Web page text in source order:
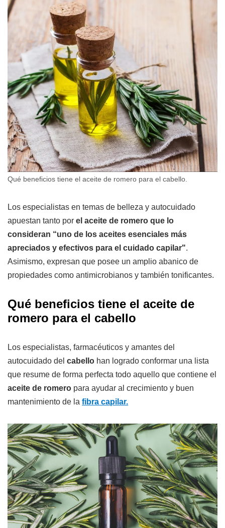
Qué beneficios tiene el aceite de romero para el cabello.
Los especialistas en temas de belleza y autocuidado
apuestan tanto por el aceite de romero que lo
consideran “uno de los aceites esenciales más
apreciados y efectivos para el cuidado capilar".
Asimismo, expresan que posee un amplio abanico de
propiedades como antimicrobianos y también tonificantes.
Qué beneficios tiene el aceite de
romero para el cabello
Los especialistas, farmacéuticos y amantes del
autocuidado del cabello han logrado conformar una lista
que resume de forma perfecta todo aquello que contiene el
aceite de romero para ayudar al crecimiento y buen
mantenimiento de la fibra capilar.